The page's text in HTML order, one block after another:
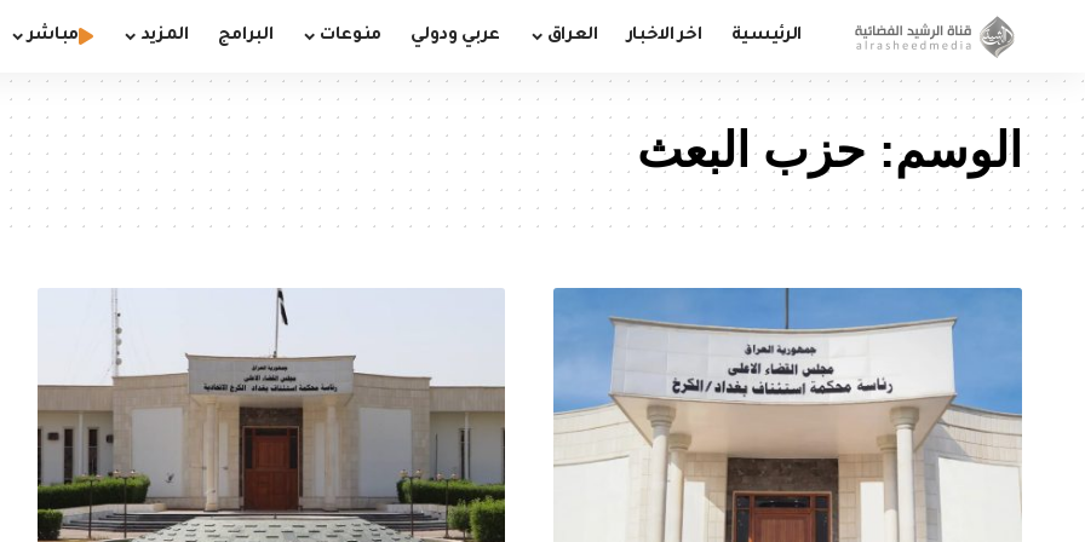
الرئيسية اخر الاخبار العراق عربي ودولي منوعات البرامج المزيد مباشر
الوسم: حزب البعث